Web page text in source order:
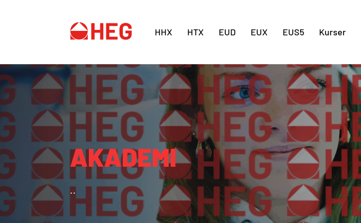
HHX HTX EUD EUX EUS5 Kurser
AKADEMI
..